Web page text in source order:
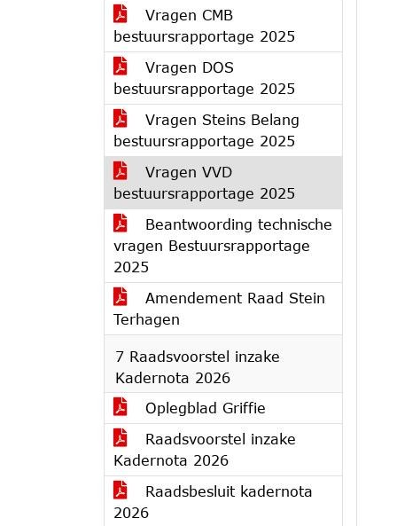
Vragen CMB
bestuursrapportage 2025
Vragen DOS
bestuursrapportage 2025
Vragen Steins Belang
bestuursrapportage 2025
Vragen VVD
bestuursrapportage 2025
Beantwoording technische
vragen Bestuursrapportage
2025
Amendement Raad Stein
Terhagen
7 Raadsvoorstel inzake
Kadernota 2026
Oplegblad Griffie
Raadsvoorstel inzake
Kadernota 2026
Raadsbesluit kadernota
2026